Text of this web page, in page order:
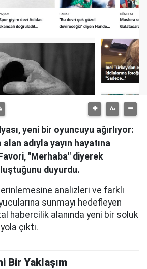
yeni bir oyuncuyu ağırlıyor:
adıyla yayın hayatına
"Merhaba" diyerek
duyurdu.
analizleri ve farklı
sunmayı hedefleyen
habercilik alanında yeni bir soluk
çıktı.
Bir Yaklaşım